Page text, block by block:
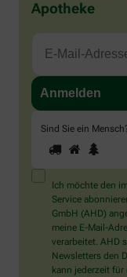
Apotheke
Sind Sie ein
Sind
Sie
ein
Mensch?
Dann
wählen
Sie
bitte
den
LKW.
1 2
Ich möchte den
Service
GmbH (AHD)
meine E-Mail-
verarbeitet. AHD
Newsletters den
kann jederzeit